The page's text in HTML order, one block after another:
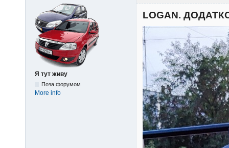
Я тут живу
Поза форумом
More info
LOGAN.